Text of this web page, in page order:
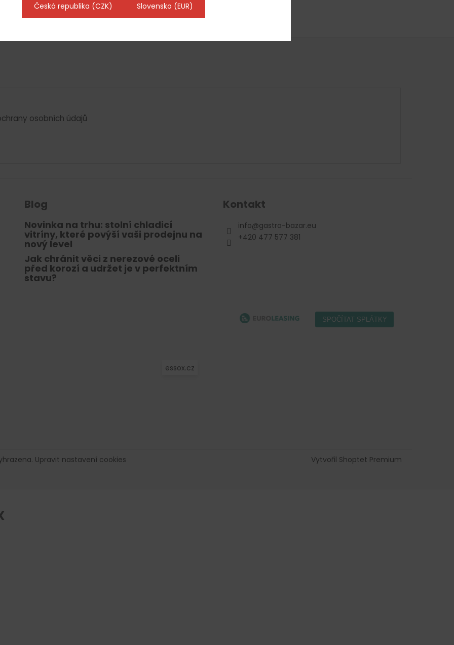
osobních údajů
Blog
Novinka na trhu: stolní chladicí
vitríny, které povýší vaši prodejnu na
nový level
Jak chránit věci z nerezové oceli
před korozí a udržet je v perfektním
stavu?
Kontakt
info@gastro-bazar.eu
+420 477 577 381
essox.cz
Vytvořil Shoptet Premium
Upravit nastavení cookies
Česká republika (CZK) Slovensko (EUR)